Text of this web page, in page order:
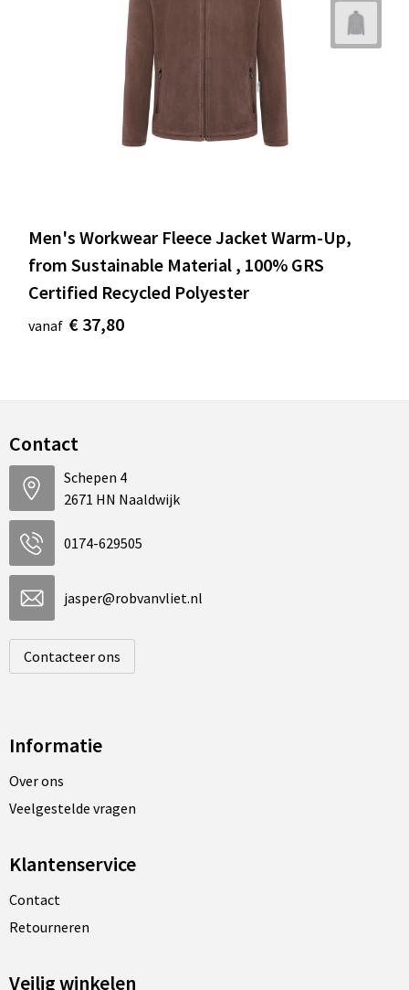
Men's Workwear Fleece Jacket Warm-Up,
from Sustainable Material , 100% GRS
Certified Recycled Polyester
vanaf € 37,80
Contact
Schepen 4
2671 HN Naaldwijk
0174-629505
jasper@robvanvliet.nl
Contacteer ons
Informatie
Over ons
Veelgestelde vragen
Klantenservice
Contact
Retourneren
Veilig winkelen